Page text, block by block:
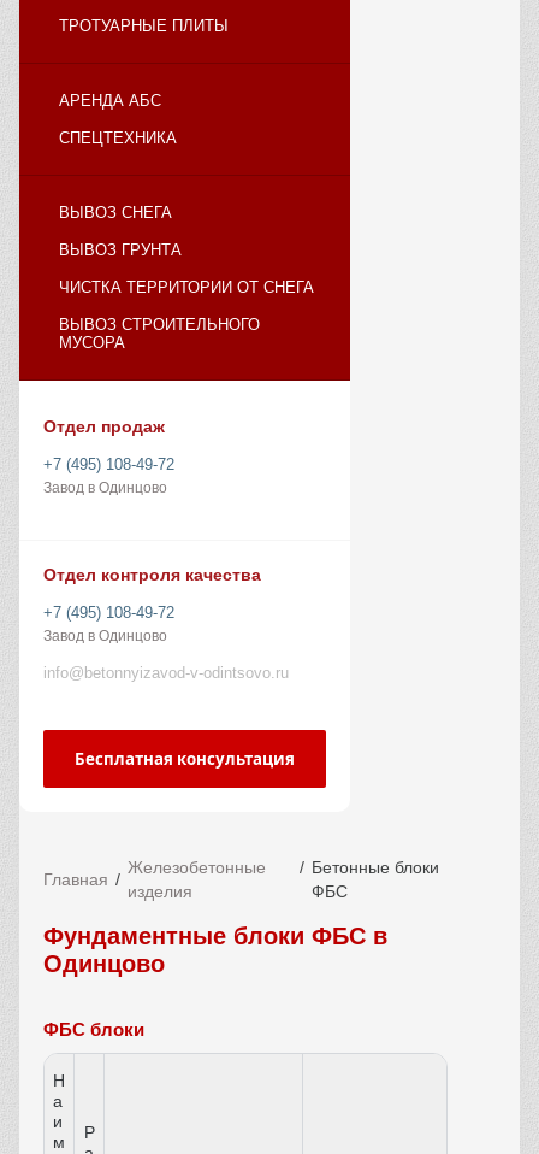
ТРОТУАРНЫЕ ПЛИТЫ
АРЕНДА АБС
СПЕЦТЕХНИКА
ВЫВОЗ СНЕГА
ВЫВОЗ ГРУНТА
ЧИСТКА ТЕРРИТОРИИ ОТ СНЕГА
ВЫВОЗ СТРОИТЕЛЬНОГО
МУСОРА
Отдел продаж
+7 (495) 108-49-72
Завод в Одинцово
Отдел контроля качества
+7 (495) 108-49-72
Завод в Одинцово
info@betonnyizavod-v-odintsovo.ru
Бесплатная консультация
Главная
Железобетонные
изделия
Бетонные блоки
ФБС
Фундаментные блоки ФБС в
Одинцово
ФБС блоки
Н
а
и
м
Р